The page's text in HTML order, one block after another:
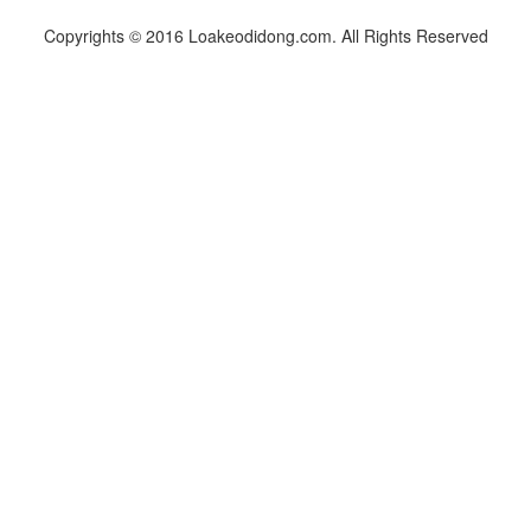
Copyrights © 2016 Loakeodidong.com. All Rights Reserved